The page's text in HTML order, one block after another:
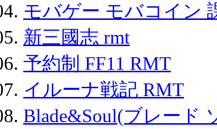
モバゲー モバコイン
新三國志 rmt
予約制 FF11 RMT
イルーナ戦記 RMT
Blade&Soul(ブレード